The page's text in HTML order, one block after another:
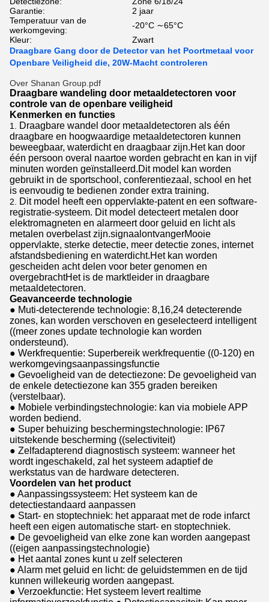
Garantie:
2 jaar
Temperatuur van de
werkomgeving:
-20°C ∼65°C
Kleur:
Zwart
Draagbare Gang door de Detector van het Poortmetaal voor
Openbare Veiligheid die, 20W-Macht controleren
Over Shanan Group.pdf
Draagbare wandeling door metaaldetectoren voor
controle van de openbare veiligheid
Kenmerken en functies
Draagbare wandel door metaaldetectoren als één
draagbare en hoogwaardige metaaldetectoren kunnen
beweegbaar, waterdicht en draagbaar zijn.Het kan door
één persoon overal naartoe worden gebracht en kan in vijf
minuten worden geïnstalleerd.Dit model kan worden
gebruikt in de sportschool, conferentiezaal, school en het
is eenvoudig te bedienen zonder extra training.
Dit model heeft een oppervlakte-patent en een software-
registratie-systeem. Dit model detecteert metalen door
elektromagneten en alarmeert door geluid en licht als
metalen overbelast zijn.signaalontvangerMooie
oppervlakte, sterke detectie, meer detectie zones, internet
afstandsbediening en waterdicht.Het kan worden
gescheiden acht delen voor beter genomen en
overgebrachtHet is de marktleider in draagbare
metaaldetectoren.
Geavanceerde technologie
● Muti-detecterende technologie: 8,16,24 detecterende
zones, kan worden verschoven en geselecteerd intelligent
((meer zones update technologie kan worden
ondersteund).
● Werkfrequentie: Superbereik werkfrequentie ((0-120) en
werkomgevingsaanpassingsfunctie
● Gevoeligheid van de detectiezone: De gevoeligheid van
de enkele detectiezone kan 355 graden bereiken
(verstelbaar).
● Mobiele verbindingstechnologie: kan via mobiele APP
worden bediend.
● Super behuizing beschermingstechnologie: IP67
uitstekende bescherming ((selectiviteit)
● Zelfadapterend diagnostisch systeem: wanneer het
wordt ingeschakeld, zal het systeem adaptief de
werkstatus van de hardware detecteren.
Voordelen van het product
● Aanpassingssysteem: Het systeem kan de
detectiestandaard aanpassen
● Start- en stoptechniek: het apparaat met de rode infarct
heeft een eigen automatische start- en stoptechniek.
● De gevoeligheid van elke zone kan worden aangepast
((eigen aanpassingstechnologie)
● Het aantal zones kunt u zelf selecteren
● Alarm met geluid en licht: de geluidstemmen en de tijd
kunnen willekeurig worden aangepast.
● Verzoekfunctie: Het systeem levert realtime